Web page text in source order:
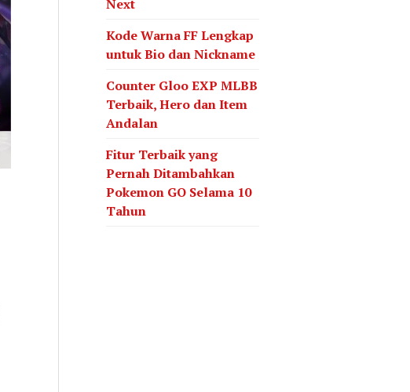
Next
Kode Warna FF Lengkap
untuk Bio dan Nickname
Counter Gloo EXP MLBB
Terbaik, Hero dan Item
Andalan
Fitur Terbaik yang
Pernah Ditambahkan
Pokemon GO Selama 10
Tahun